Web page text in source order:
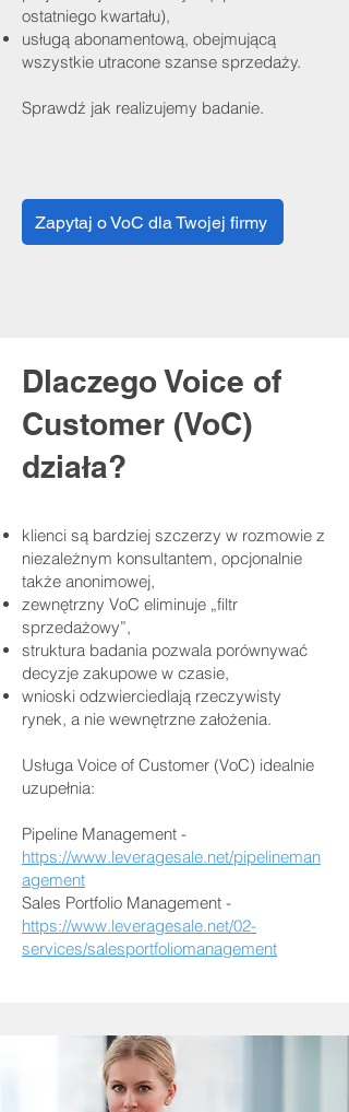
ostatniego kwartału),
usługą abonamentową, obejmującą
wszystkie utracone szanse sprzedaży.
Sprawdź jak realizujemy badanie.
Zapytaj o VoC dla Twojej firmy
Dlaczego Voice of
Customer (VoC)
działa?
klienci są bardziej szczerzy w rozmowie z
niezależnym konsultantem, opcjonalnie
także anonimowej,
zewnętrzny VoC eliminuje „filtr
sprzedażowy”,
struktura badania pozwala porównywać
decyzje zakupowe w czasie,
wnioski odzwierciedlają rzeczywisty
rynek, a nie wewnętrzne założenia.
Usługa Voice of Customer (VoC) idealnie
uzupełnia:
Pipeline Management -
https://www.leveragesale.net/pipelineman
agement
Sales Portfolio Management -
https://www.leveragesale.net/02-
services/salesportfoliomanagement